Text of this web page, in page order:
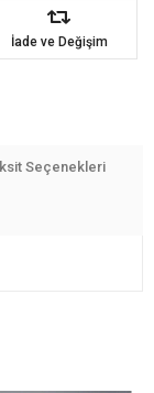
İade ve Değişim
Seçenekleri